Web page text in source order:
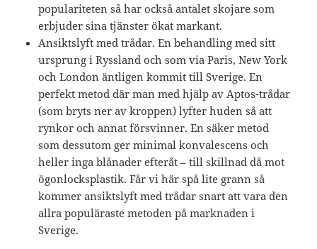
populariteten så har också antalet skojare som
erbjuder sina tjänster ökat markant.
Ansiktslyft med trådar. En behandling med sitt
ursprung i Ryssland och som via Paris, New York
och London äntligen kommit till Sverige. En
perfekt metod där man med hjälp av Aptos-trådar
(som bryts ner av kroppen) lyfter huden så att
rynkor och annat försvinner. En säker metod
som dessutom ger minimal konvalescens och
heller inga blånader efteråt – till skillnad då mot
ögonlocksplastik. Får vi här spå lite grann så
kommer ansiktslyft med trådar snart att vara den
allra populäraste metoden på marknaden i
Sverige.